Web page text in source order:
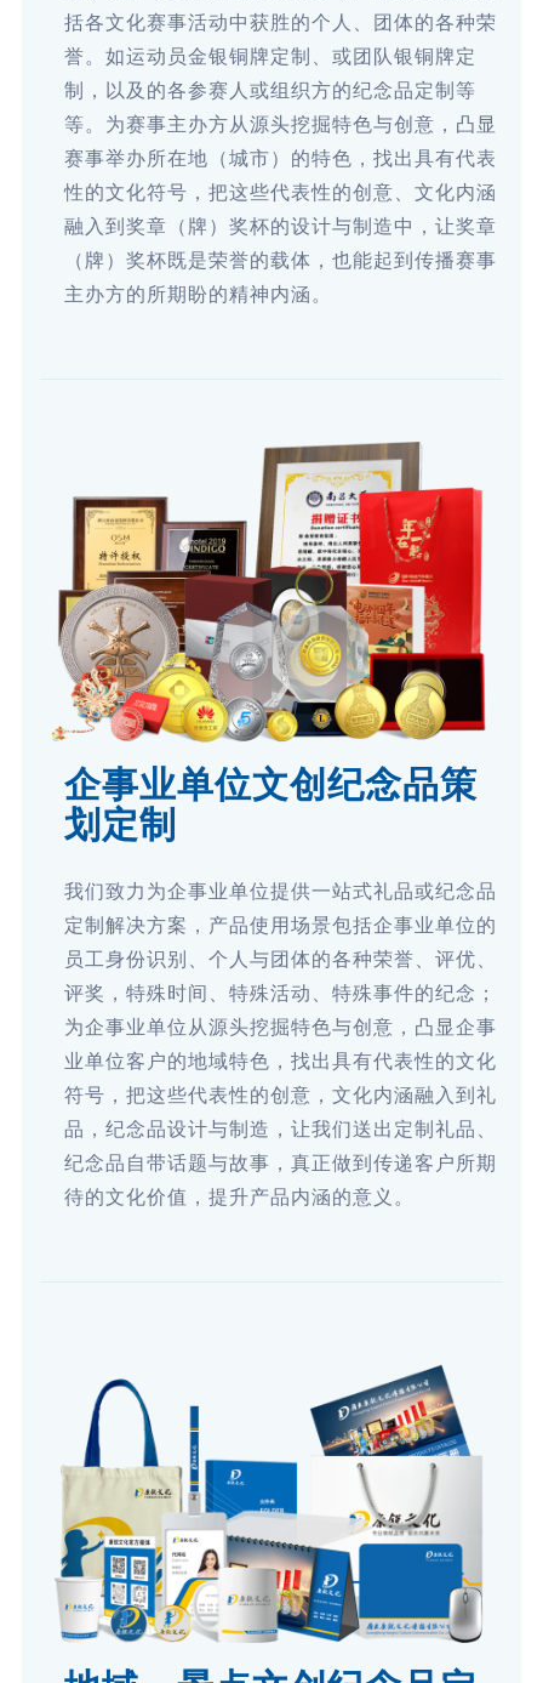
括各文化赛事活动中获胜的个人、团体的各种荣
誉。如运动员金银铜牌定制、或团队银铜牌定
制，以及的各参赛人或组织方的纪念品定制等
等。为赛事主办方从源头挖掘特色与创意，凸显
赛事举办所在地（城市）的特色，找出具有代表
性的文化符号，把这些代表性的创意、文化内涵
融入到奖章（牌）奖杯的设计与制造中，让奖章
（牌）奖杯既是荣誉的载体，也能起到传播赛事
主办方的所期盼的精神内涵。
企事业单位文创纪念品策
划定制
我们致力为企事业单位提供一站式礼品或纪念品
定制解决方案，产品使用场景包括企事业单位的
员工身份识别、个人与团体的各种荣誉、评优、
评奖，特殊时间、特殊活动、特殊事件的纪念；
为企事业单位从源头挖掘特色与创意，凸显企事
业单位客户的地域特色，找出具有代表性的文化
符号，把这些代表性的创意，文化内涵融入到礼
品，纪念品设计与制造，让我们送出定制礼品、
纪念品自带话题与故事，真正做到传递客户所期
待的文化价值，提升产品内涵的意义。